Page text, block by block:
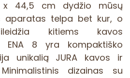
x 44,5 cm dydžio mūsų
aparatas telpa bet kur, o
kitiems kavos
ENA 8 yra kompaktiško
unikalią JURA kavos ir
dizainas su